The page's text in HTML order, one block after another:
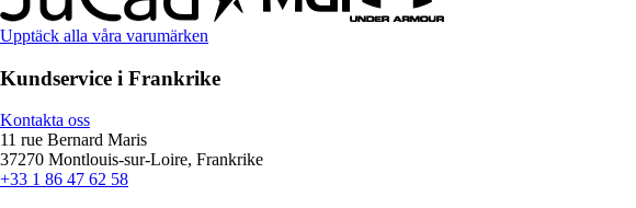
Upptäck alla våra varumärken
Kundservice i Frankrike
Kontakta oss
11 rue Bernard Maris
37270 Montlouis-sur-Loire, Frankrike
+33 1 86 47 62 58